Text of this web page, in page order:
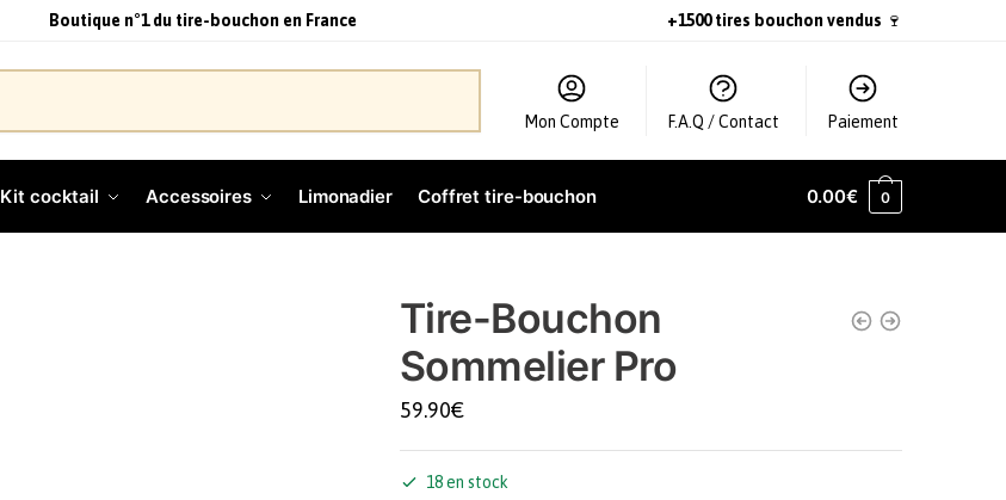
Boutique n°1 du tire-bouchon en France +1500 tires bouchon vendus 🍷
Mon Compte F.A.Q / Contact Paiement
Kit cocktail Accessoires Limonadier Coffret tire-bouchon 0.00€ 0
Tire-Bouchon
Sommelier Pro
59.90€
18 en stock